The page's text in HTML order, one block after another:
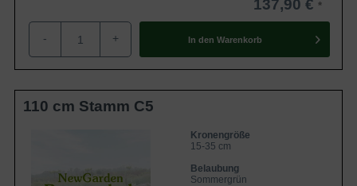
137,90 €
- + In den Warenkorb
110 cm Stamm C5
Kronengröße
15-35 cm
Belaubung
Sommergrün